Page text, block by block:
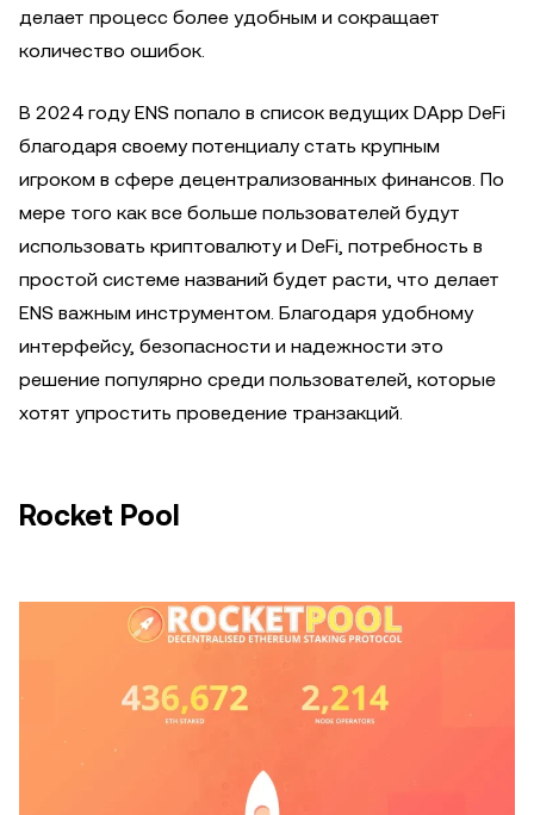
делает процесс более удобным и сокращает
количество ошибок.
В 2024 году ENS попало в список ведущих DApp DeFi
благодаря своему потенциалу стать крупным
игроком в сфере децентрализованных финансов. По
мере того как все больше пользователей будут
использовать криптовалюту и DeFi, потребность в
простой системе названий будет расти, что делает
ENS важным инструментом. Благодаря удобному
интерфейсу, безопасности и надежности это
решение популярно среди пользователей, которые
хотят упростить проведение транзакций.
Rocket Pool